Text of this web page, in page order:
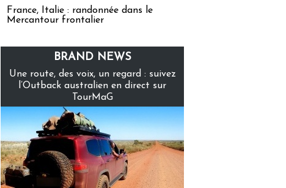
France, Italie : randonnée dans le
Mercantour frontalier
BRAND NEWS
Une route, des voix, un regard : suivez
l’Outback australien en direct sur
TourMaG